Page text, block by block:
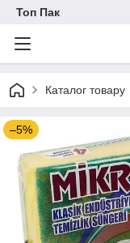
Топ Пак
Каталог товару
–5%